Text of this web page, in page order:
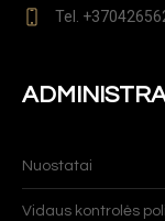
Tel.
Nuostatai
Vidaus kontrolės